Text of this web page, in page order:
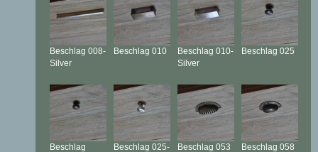
Beschlag 008-
Silver
Beschlag 010 Beschlag 010-
Silver
Beschlag 025
Beschlag
Beschlag 025-
Beschlag 053 Beschlag 058